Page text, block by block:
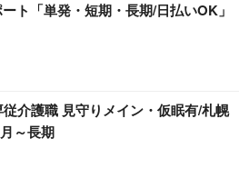
ト「単発・短期・長期/日払いOK」
介護職 見守りメイン・仮眠有/札幌
～長期